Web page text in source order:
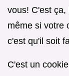
vous! C'est ça,
même si votre
c'est qu'il soit
C'est un